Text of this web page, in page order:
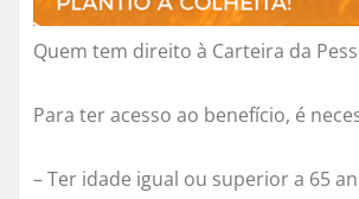
Quem tem direito à Carteira da
Para ter acesso ao benefício, é
– Ter idade igual ou superior a 65